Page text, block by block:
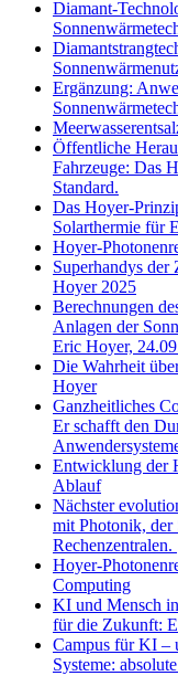
Diamant-
Ergänzung:
Öffentliche
Fahrzeuge: Das
Standard.
Das Hoyer-
Solarthermie für
Hoyer-
Superhandys
Hoyer 2025
Berechnungen
Anlagen der
Eric Hoyer,
Die Wahrheit
Hoyer
Ganzheitliches
Er schafft den
Entwicklung der
Ablauf
Nächster
mit Photonik,
Rechenzentralen.
Hoyer-
Computing
KI und Mensch
für die Zukunft:
Campus für KI –
Systeme: